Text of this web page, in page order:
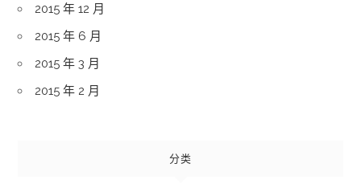
2015 年 12 月
2015 年 6 月
2015 年 3 月
2015 年 2 月
分类